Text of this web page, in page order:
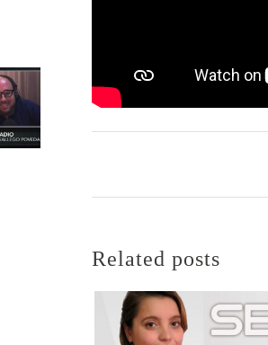
Related posts